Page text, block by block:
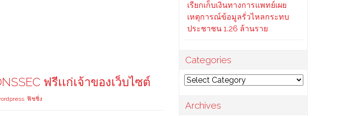
ฟรีเเก่เจ้าของเว็บไซต์
, ฟิชชิ่ง
เรียกเก็บเงินทางการแพทย์เผย
เหตุการณ์ข้อมูลรั่วไหลกระทบ
ประชาชน 1.26 ล้านราย
Categories
Categories
Archives